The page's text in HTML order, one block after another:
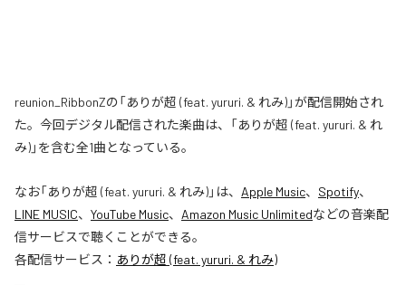
reunion_RibbonZの「ありが超 (feat. yururi. & れみ)」が配信開始され
た。今回デジタル配信された楽曲は、「ありが超 (feat. yururi. & れ
み)」を含む全1曲となっている。
なお「ありが超 (feat. yururi. & れみ)」は、 Apple Music、 Spotify、
LINE MUSIC、 YouTube Music、 Amazon Music Unlimitedなどの音楽配
信サービスで聴くことができる。
各配信サービス： ありが超 (feat. yururi. & れみ)